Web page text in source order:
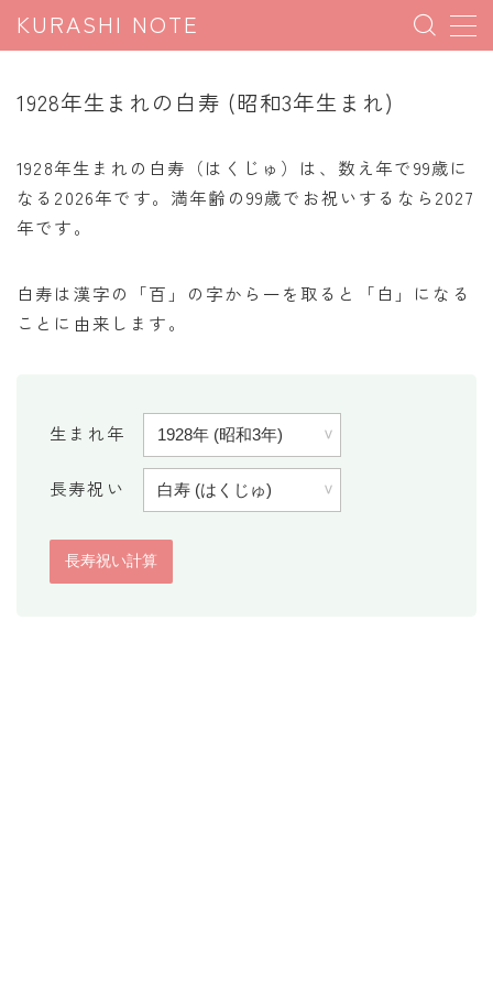
KURASHI NOTE
暮らしの豆知識
暮らしのマナー
パソコン豆知識
割引計算
割増計算
希釈計算
1928年生まれの白寿 (昭和3年生まれ)
1928年生まれの白寿（はくじゅ）は、数え年で99歳に
なる2026年です。満年齢の99歳でお祝いするなら2027
年です。
白寿は漢字の「百」の字から一を取ると「白」になる
ことに由来します。
生まれ年
長寿祝い